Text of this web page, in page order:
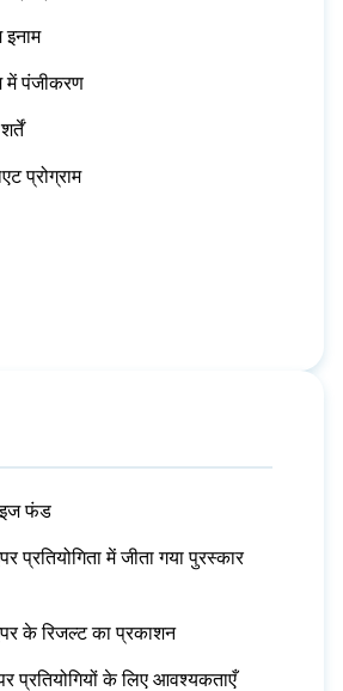
इनाम
में पंजीकरण
प्रोग्राम
फंड
प्रतियोगिता में जीता गया पुरस्कार
के रिजल्ट का प्रकाशन
प्रतियोगियों के लिए आवश्यकताएँ